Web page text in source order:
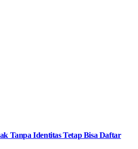
Tanpa Identitas Tetap Bisa Daftar